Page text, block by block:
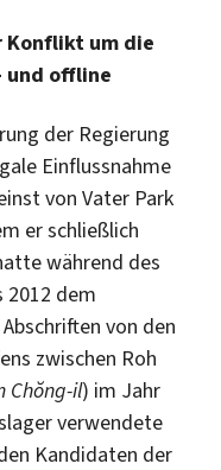
Konflikt um die
und offline
der Regierung
Einflussnahme
von Vater Park
er schließlich
während des
dem
von den
zwischen Roh
Chŏng-il) im Jahr
verwendete
Kandidaten der